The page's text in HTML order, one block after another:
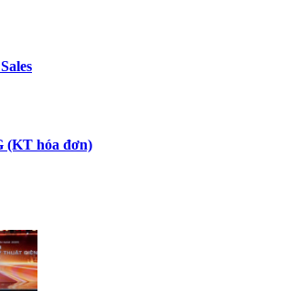
(KT hóa đơn)